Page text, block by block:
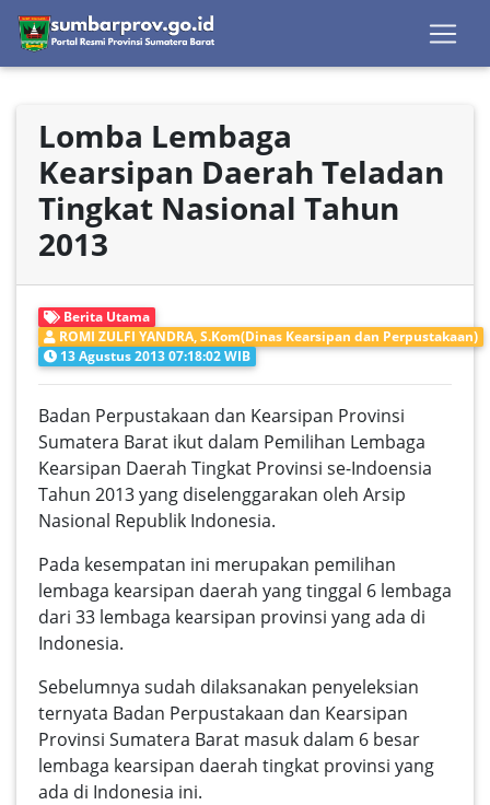
Lomba Lembaga
Kearsipan Daerah Teladan
Tingkat Nasional Tahun
2013
Berita Utama
ROMI ZULFI YANDRA, S.Kom(Dinas Kearsipan dan Perpustakaan)
13 Agustus 2013 07:18:02 WIB
Badan Perpustakaan dan Kearsipan Provinsi
Sumatera Barat ikut dalam Pemilihan Lembaga
Kearsipan Daerah Tingkat Provinsi se-Indoensia
Tahun 2013 yang diselenggarakan oleh Arsip
Nasional Republik Indonesia.
Pada kesempatan ini merupakan pemilihan
lembaga kearsipan daerah yang tinggal 6 lembaga
dari 33 lembaga kearsipan provinsi yang ada di
Indonesia.
Sebelumnya sudah dilaksanakan penyeleksian
ternyata Badan Perpustakaan dan Kearsipan
Provinsi Sumatera Barat masuk dalam 6 besar
lembaga kearsipan daerah tingkat provinsi yang
ada di Indonesia ini.